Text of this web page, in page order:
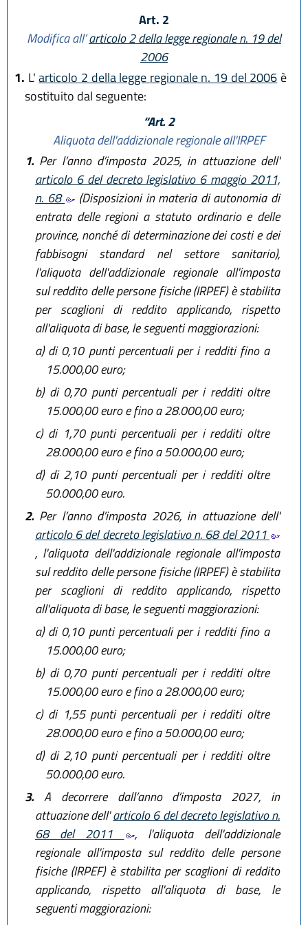
Art. 2
Modifica all’articolo 2 della legge regionale n. 19 del
2006
1. L'articolo 2 della legge regionale n. 19 del 2006 è
sostituito dal seguente:
“Art. 2
Aliquota dell'addizionale regionale all'IRPEF
1.Per l’anno d’imposta 2025, in attuazione dell'
articolo 6 del decreto legislativo 6 maggio 2011,
n. 68
(Disposizioni in materia di autonomia di
entrata delle regioni a statuto ordinario e delle
province, nonché di determinazione dei costi e dei
fabbisogni standard nel settore sanitario),
l'aliquota dell'addizionale regionale all'imposta
sul reddito delle persone fisiche (IRPEF) è stabilita
per scaglioni di reddito applicando, rispetto
all'aliquota di base, le seguenti maggiorazioni:
a)di 0,10 punti percentuali per i redditi fino a
15.000,00 euro;
b)di 0,70 punti percentuali per i redditi oltre
15.000,00 euro e fino a 28.000,00 euro;
c)di 1,70 punti percentuali per i redditi oltre
28.000,00 euro e fino a 50.000,00 euro;
d)di 2,10 punti percentuali per i redditi oltre
50.000,00 euro.
2.Per l’anno d’imposta 2026, in attuazione dell'
articolo 6 del decreto legislativo n. 68 del 2011
, l'aliquota dell'addizionale regionale all'imposta
sul reddito delle persone fisiche (IRPEF) è stabilita
per scaglioni di reddito applicando, rispetto
all'aliquota di base, le seguenti maggiorazioni:
a)di 0,10 punti percentuali per i redditi fino a
15.000,00 euro;
b)di 0,70 punti percentuali per i redditi oltre
15.000,00 euro e fino a 28.000,00 euro;
c)di 1,55 punti percentuali per i redditi oltre
28.000,00 euro e fino a 50.000,00 euro;
d)di 2,10 punti percentuali per i redditi oltre
50.000,00 euro.
3.A decorrere dall’anno d’imposta 2027, in
attuazione dell'articolo 6 del decreto legislativo n.
68 del 2011
, l'aliquota dell'addizionale
regionale all'imposta sul reddito delle persone
fisiche (IRPEF) è stabilita per scaglioni di reddito
applicando, rispetto all'aliquota di base, le
seguenti maggiorazioni: